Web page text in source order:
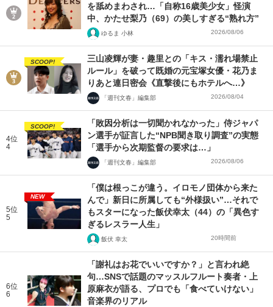
を舐めまわされ…「自称16歳美少女」怪演
中、かたせ梨乃（69）の美しすぎる“熟れ方”
ゆるま 小林 2026/08/06
SCOOP!
三山凌輝が妻・趣里との「キス・濡れ場禁止
ルール」を破って既婚の元宝塚女優・花乃ま
りあと連日密会《直撃後にもホテルへ…》
「週刊文春」編集部 2026/08/04
4位
4
SCOOP!
「敗因分析は一切聞かれなかった」侍ジャパ
ン選手が証言した“NPB聞き取り調査”の実態
「選手から次期監督の要求は…」
「週刊文春」編集部 2026/08/06
5位
5
NEW
「僕は根っこが違う。イロモノ団体から来た
んで」新日に所属しても“外様扱い”…それで
もスターになった飯伏幸太（44）の「異色す
ぎるレスラー人生」
飯伏 幸太 20時間前
6位
6
「謝礼はお花でいいですか？」と言われ絶
句…SNSで話題のマッスルフルート奏者・上
原麻衣が語る、プロでも「食べていけない」
音楽界のリアル